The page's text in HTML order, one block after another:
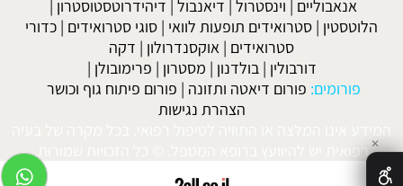
אנאבוליים | וינסטרול | דיאנבול | דיהידרוטסטוסטרון |
הלוטסטין | סטרואידים תופעות לוואי | סוגי סטרואידים | כדורי
סטרואידים | אוקסנדרולון | דקה
דורבולין | בולדנון | מסטרון | פרימובולן |
פורומים: פורום דיאטה ותזונה | פורום פיתוח גוף וכושר
הצהרת נגישות
המידע אינו המלצה או התוויה לטיפול רפואי. בכל מקרה של בעיה
רפואית יש להיוועץ ברופא המטפל. © כל הזכויות שמורות. ✕